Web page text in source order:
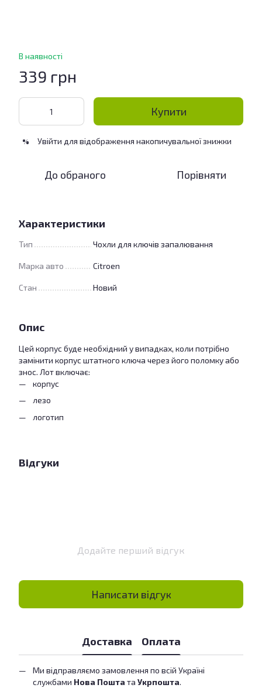
В наявності
339 грн
Купити
% Увійти для відображення накопичувальної знижки
До обраного Порівняти
Характеристики
Тип Чохли для ключів запалювання
Марка авто Citroen
Стан Новий
Опис
Цей корпус буде необхідний у випадках, коли потрібно
замінити корпус штатного ключа через його поломку або
знос. Лот включає:
корпус
лезо
логотип
Відгуки
Додайте перший відгук
Написати відгук
Доставка Оплата
Ми відправляємо замовлення по всій Україні
службами Нова Пошта та Укрпошта.